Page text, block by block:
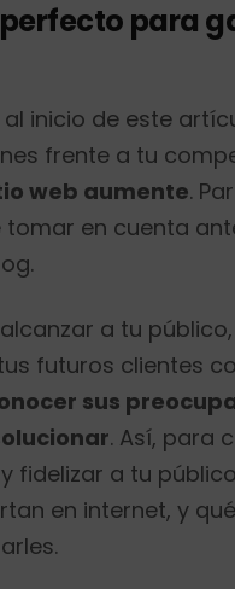
para
inicio de este
frente a tu
web aumente.
en cuenta
a tu
futuros clientes
sus
. Así, para
fidelizar a tu
en internet, y